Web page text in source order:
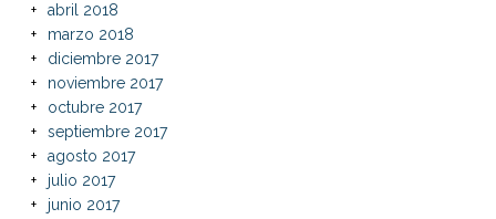
abril 2018
marzo 2018
diciembre 2017
noviembre 2017
octubre 2017
septiembre 2017
agosto 2017
julio 2017
junio 2017